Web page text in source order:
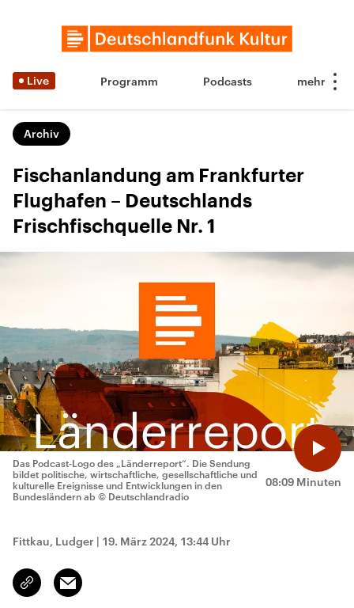
Live Programm Podcasts
Archiv
Fischanlandung am Frankfurter
Flughafen – Deutschlands
Frischfischquelle Nr. 1
08:09 Minuten
Das Podcast-Logo des „Länderreport“. Die Sendung
bildet politische, wirtschaftliche, gesellschaftliche und
kulturelle Ereignisse und Entwicklungen in den
Bundesländern ab © Deutschlandradio
Fittkau, Ludger | 19. März 2024, 13:44 Uhr
Link
kopieren/teilen
Email